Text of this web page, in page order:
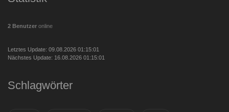
2 Benutzer online
Letztes Update: 09.08.2026 01:15:01
Nächstes Update: 16.08.2026 01:15:01
Schlagwörter